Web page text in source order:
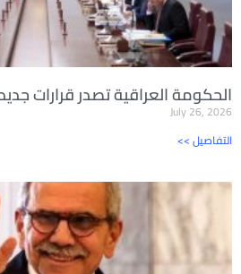
الحكومة العراقية تصدر قرارات
July 26, 2026
<< التفاصيل